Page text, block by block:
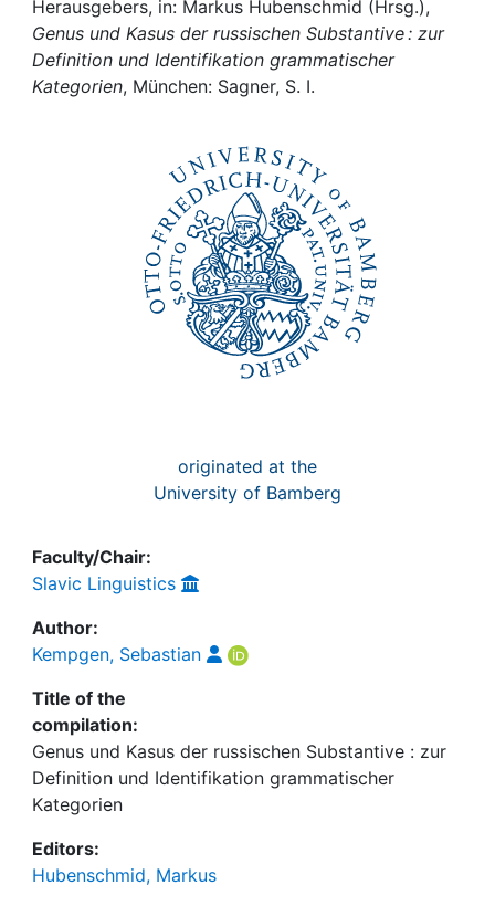
Institutions
Awards
Herausgebers, in: Markus Hubenschmid (Hrsg.),
Genus und Kasus der russischen Substantive : zur
Definition und Identifikation grammatischer
Kategorien, München: Sagner, S. I.
originated at the
University of Bamberg
Faculty/Chair:
Slavic Linguistics
Author:
Kempgen, Sebastian
Title of the
compilation:
Genus und Kasus der russischen Substantive : zur
Definition und Identifikation grammatischer
Kategorien
Editors:
Hubenschmid, Markus